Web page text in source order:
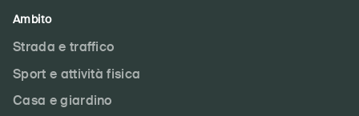
Ambito
Strada e traffico
Sport e attività fisica
Casa e giardino